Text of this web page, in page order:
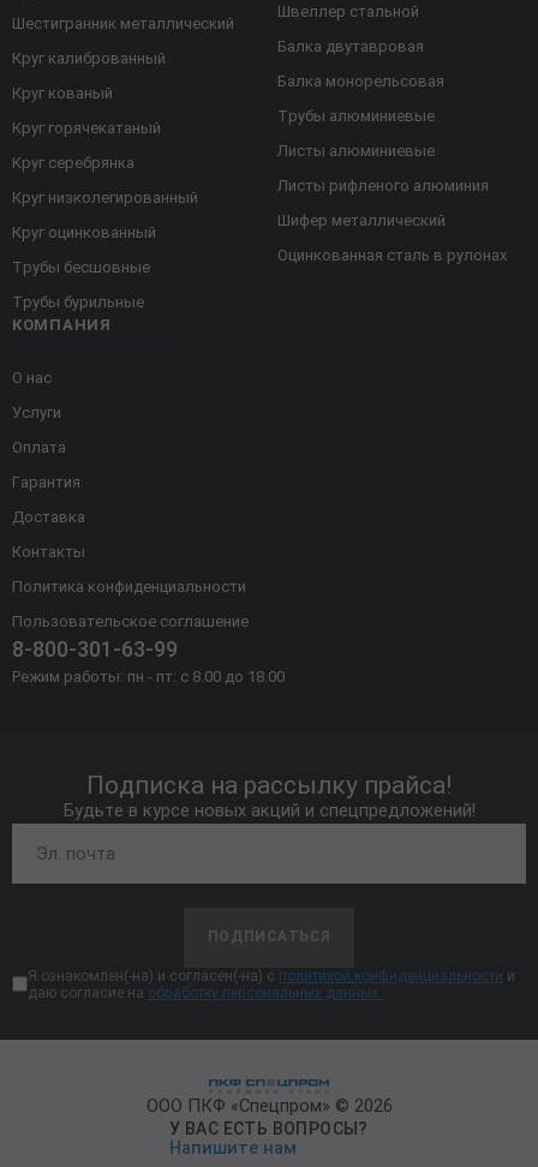
КОМПАНИЯ
О нас
Услуги
Оплата
Гарантия
Доставка
Контакты
Политика конфиденциальности
Пользовательское соглашение
8-800-301-63-99
Режим работы: пн - пт: с 8.00 до 18.00
Шестигранник металлический
Круг калиброванный
Круг кованый
Круг горячекатаный
Круг серебрянка
Круг низколегированный
Круг оцинкованный
Трубы бесшовные
Трубы бурильные
Швеллер стальной
Балка двутавровая
Балка монорельсовая
Трубы алюминиевые
Листы алюминиевые
Листы рифленого алюминия
Шифер металлический
Оцинкованная сталь в рулонах
Подписка на рассылку прайса!
Будьте в курсе новых акций и спецпредложений!
ПОДПИСАТЬСЯ
Я ознакомлен(-на) и согласен(-на) с политикой конфиденциальности и
даю согласие на обработку персональных данных.
ООО ПКФ «Спецпром» © 2026
У ВАС ЕСТЬ ВОПРОСЫ?
Напишите нам